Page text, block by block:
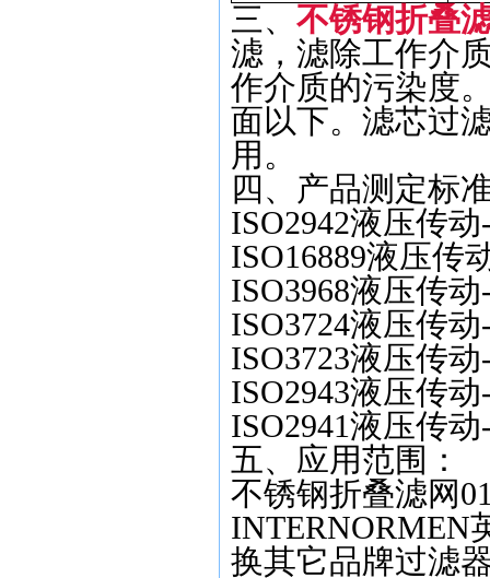
三、 不锈钢折叠
滤，滤除工作介
作介质的污染度
面以下。滤芯过
用。
四、产品测定标
ISO2942液压传
ISO16889液压传
ISO3968液压传
ISO3724液压传
ISO3723液压传
ISO2943液压传
ISO2941液压传
五、应用范围：
不锈钢折叠滤网
INTERNORMEN
换其它品牌过滤